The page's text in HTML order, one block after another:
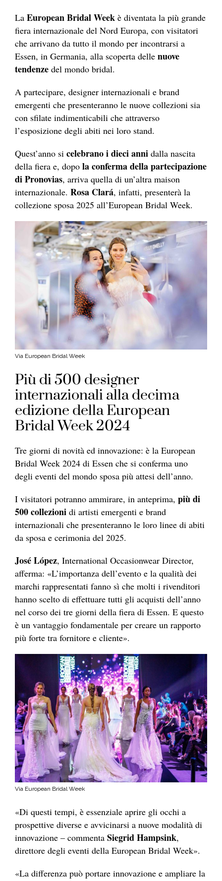
La European Bridal Week è diventata la più grande
fiera internazionale del Nord Europa, con visitatori
che arrivano da tutto il mondo per incontrarsi a
Essen, in Germania, alla scoperta delle nuove
tendenze del mondo bridal.
A partecipare, designer internazionali e brand
emergenti che presenteranno le nuove collezioni sia
con sfilate indimenticabili che attraverso
l’esposizione degli abiti nei loro stand.
Quest’anno si celebrano i dieci anni dalla nascita
della fiera e, dopo la conferma della partecipazione
di Pronovias, arriva quella di un’altra maison
internazionale. Rosa Clará, infatti, presenterà la
collezione sposa 2025 all’European Bridal Week.
Via European Bridal Week
Più di 500 designer
internazionali alla decima
edizione della European
Bridal Week 2024
Tre giorni di novità ed innovazione: è la European
Bridal Week 2024 di Essen che si conferma uno
degli eventi del mondo sposa più attesi dell’anno.
I visitatori potranno ammirare, in anteprima, più di
500 collezioni di artisti emergenti e brand
internazionali che presenteranno le loro linee di abiti
da sposa e cerimonia del 2025.
José López, International Occasionwear Director,
afferma: «L’importanza dell’evento e la qualità dei
marchi rappresentati fanno sì che molti i rivenditori
hanno scelto di effettuare tutti gli acquisti dell’anno
nel corso dei tre giorni della fiera di Essen. E questo
è un vantaggio fondamentale per creare un rapporto
più forte tra fornitore e cliente».
Via European Bridal Week
«Di questi tempi, è essenziale aprire gli occhi a
prospettive diverse e avvicinarsi a nuove modalità di
innovazione – commenta Siegrid Hampsink,
direttore degli eventi della European Bridal Week».
«La differenza può portare innovazione e ampliare la